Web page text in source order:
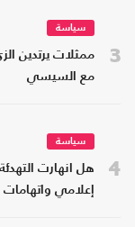
3
سياسة
ممثلات يرتدين
مع السيسي
4
سياسة
هل انهارت
إعلامي واتهامات